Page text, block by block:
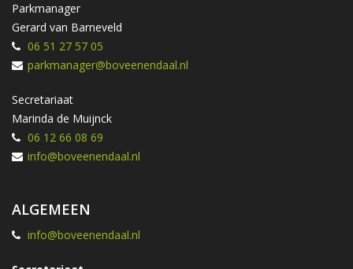
Parkmanager
Gerard van Barneveld
06 51 27 57 05
parkmanager@boveenendaal.nl
Secretariaat
Marinda de Muijnck
06 12 66 08 69
info@boveenendaal.nl
ALGEMEEN
info@boveenendaal.nl